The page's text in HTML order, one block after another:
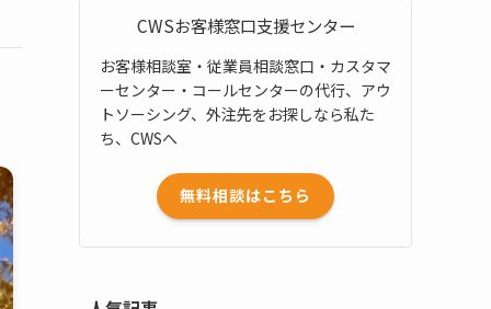
CWSお客様窓口支援センター
お客様相談室・従業員相談窓口・カスタマ
ーセンター・コールセンターの代行、アウ
トソーシング、外注先をお探しなら私た
ち、CWSへ
無料相談はこちら